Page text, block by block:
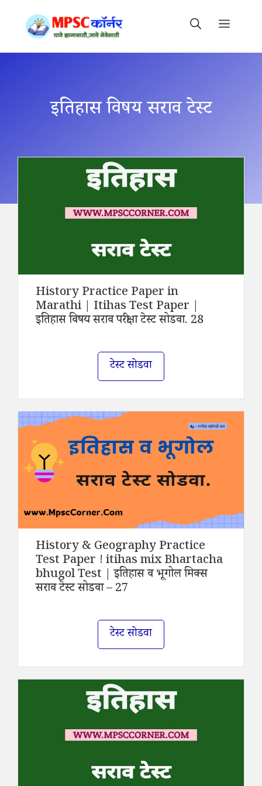
content
इतिहास विषय सराव टेस्ट
History Practice Paper in
Marathi | Itihas Test Paper |
इतिहास विषय सराव परीक्षा टेस्ट सोडवा. 28
टेस्ट सोडवा
History & Geography Practice
Test Paper ! itihas mix Bhartacha
bhugol Test | इतिहास व भूगोल मिक्स
सराव टेस्ट सोडवा – 27
टेस्ट सोडवा